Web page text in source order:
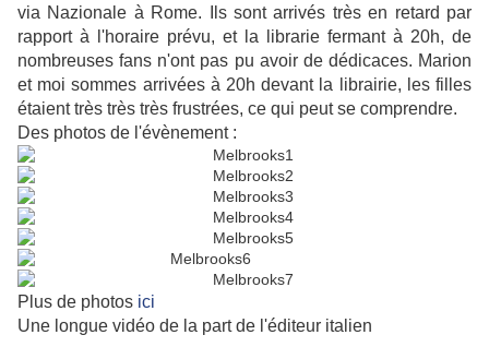
via Nazionale à Rome. Ils sont arrivés très en retard par
rapport à l'horaire prévu, et la librarie fermant à 20h, de
nombreuses fans n'ont pas pu avoir de dédicaces. Marion
et moi sommes arrivées à 20h devant la librairie, les filles
étaient très très très frustrées, ce qui peut se comprendre.
Des photos de l'évènement :
Plus de photos ici
Une longue vidéo de la part de l'éditeur italien